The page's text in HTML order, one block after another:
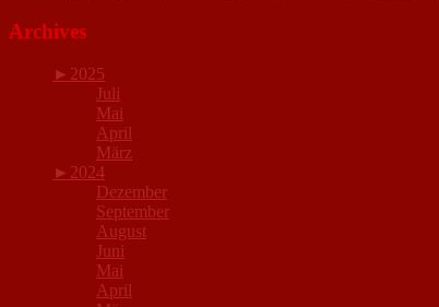
Archives
► 2025
Juli
Mai
April
März
► 2024
Dezember
September
August
Juni
Mai
April